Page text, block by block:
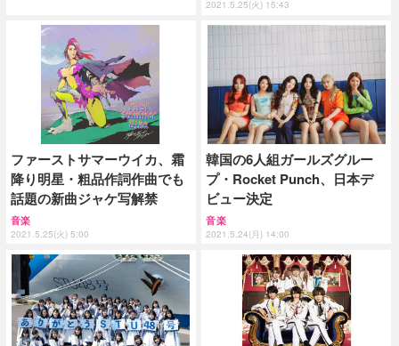
2021.5.25(火) 15:43
ファーストサマーウイカ、霜
降り明星・粗品作詞作曲でも
話題の新曲ジャケ写解禁
音楽
2021.5.25(火) 5:00
韓国の6人組ガールズグルー
プ・Rocket Punch、日本デ
ビュー決定
音楽
2021.5.24(月) 14:00